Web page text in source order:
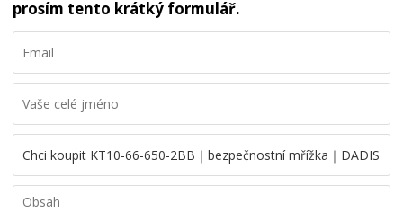
prosím tento krátký formulář.